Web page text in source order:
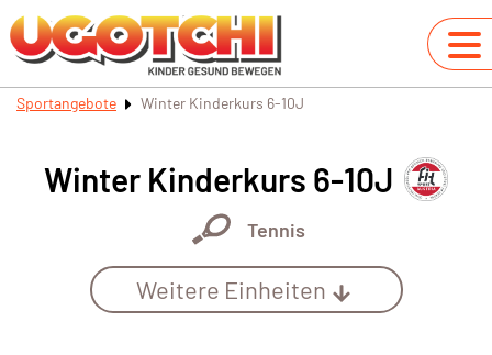
Sportangebote Winter Kinderkurs 6-10J
Winter Kinderkurs 6-10J
Tennis
Weitere Einheiten